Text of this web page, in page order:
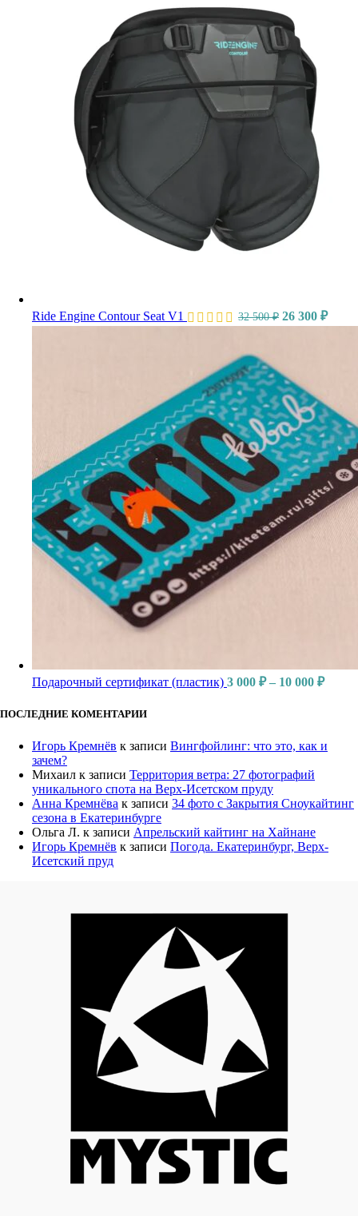
Ride Engine Contour Seat V1 32 500₽ 26 300 ₽
Подарочный сертификат (пластик) 3 000 ₽ – 10 000 ₽
ПОСЛЕДНИЕ КОМЕНТАРИИ
Игорь Кремнёв к записи Вингфойлинг: что это, как и
зачем?
Михаил к записи Территория ветра: 27 фотографий
уникального спота на Верх-Исетском пруду
Анна Кремнёва к записи 34 фото с Закрытия Сноукайтинг
сезона в Екатеринбурге
Ольга Л. к записи Апрельский кайтинг на Хайнане
Игорь Кремнёв к записи Погода. Екатеринбург, Верх-
Исетский пруд